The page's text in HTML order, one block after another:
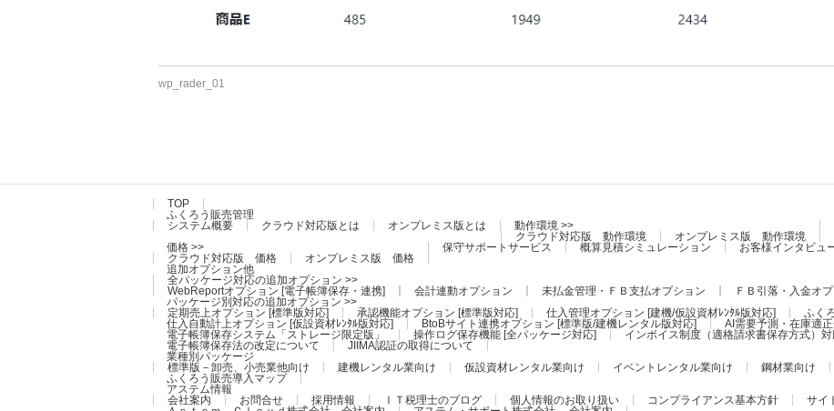
wp_rader_01
TOP
ふくろう販売管理
システム概要
クラウド対応版とは オンプレミス版とは
動作環境 >>
クラウド対応版 動作環境
オンプレミス版 動作環境
価格 >>
クラウド対応版 価格
オンプレミス版 価格
保守サポートサービス 概算見積シミュレーション お客様インタビュ
追加オプション他
全パッケージ対応の追加オプション >>
WebReportオプション [電子帳簿保存・連携]
会計連動オプション 未払金管理・ＦＢ支払オプション ＦＢ引落・入金オ
パッケージ別対応の追加オプション >>
定期売上オプション [標準版対応]
承認機能オプション [標準版対応] 仕入管理オプション [建機/仮設資材ﾚﾝﾀﾙ版対応]
ふく
仕入自動計上オプション [仮設資材ﾚﾝﾀﾙ版対応]
BtoBサイト連携オプション [標準版/建機レンタル版対応]
AI需要予測・在庫適
電子帳簿保存システム「ストレージ限定版」
操作ログ保存機能 [全パッケージ対応]
インボイス制度（適格請求書保存方式）
電子帳簿保存法の改定について
JIIMA認証の取得について
業種別パッケージ
標準版－卸売、小売業他向け
建機レンタル業向け 仮設資材レンタル業向け イベントレンタル業向け 鋼材業向け
ふくろう販売導入マップ
アステム情報
会社案内
お問合せ 採用情報 ＩＴ税理士のブログ 個人情報のお取り扱い コンプライアンス基本方針
サイ